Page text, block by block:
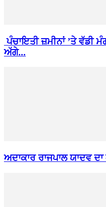
ਪੰਚਾਇਤੀ ਜ਼ਮੀਨਾਂ ’ਤੇ ਵੱਡੀ
ਅੱਗੇ...
ਅਦਾਕਾਰ ਰਾਜਪਾਲ ਯਾਦਵ